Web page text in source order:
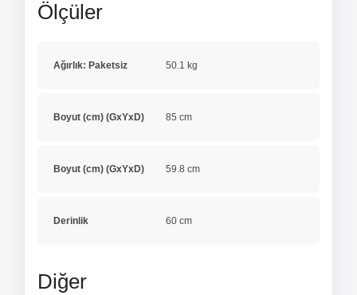
Ölçüler
Ağırlık: Paketsiz 50.1 kg
Boyut (cm) (GxYxD) 85 cm
Boyut (cm) (GxYxD) 59.8 cm
Derinlik 60 cm
Diğer